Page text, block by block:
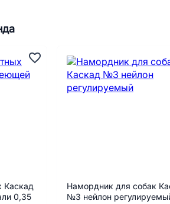
Каскад
0,35
Намордник для собак
№3 нейлон